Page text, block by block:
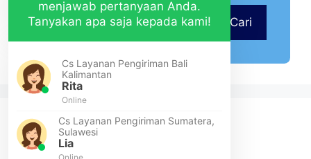
Cari
menjawab pertanyaan Anda.
Tanyakan apa saja kepada kami!
Cs Layanan Pengiriman Bali
Kalimantan
Rita
Online
Cs Layanan Pengiriman Sumatera,
Sulawesi
Lia